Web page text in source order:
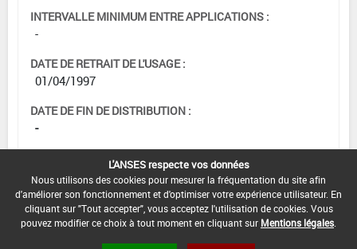
INTERVALLE MINIMUM ENTRE APPLICATIONS :
-
DATE DE RETRAIT DE L'USAGE :
01/04/1997
DATE DE FIN DE DISTRIBUTION :
-
DATE DE FIN D'UTILISATION :
-
L'ANSES respecte vos données
Nous utilisons des cookies pour mesurer la fréquentation du site afin
d'améliorer son fonctionnement et d'optimiser votre expérience utilisateur. En
cliquant sur "Tout accepter", vous acceptez l'utilisation de cookies. Vous
pouvez modifier ce choix à tout moment en cliquant sur Mentions légales